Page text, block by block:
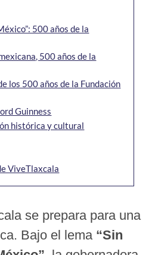
500 años de la
500 años de la
los 500 años de la Fundación
Guinness
histórica y cultural
ViveTlaxcala
se prepara para una
Bajo el lema “Sin